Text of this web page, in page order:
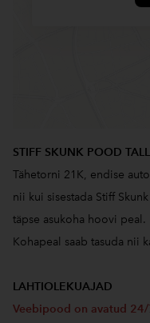
STIFF SKUNK POOD
Tähetorni 21K, endise
nii kui sisestada Stiff
täpse asukoha hoovi peal.
Kohapeal saab tasuda nii
LAHTIOLEKUAJAD
Veebipood on avatud 24/